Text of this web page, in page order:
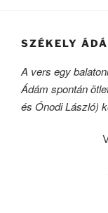
SZÉKELY
A vers egy
Ádám spontán
és Ónodi László)